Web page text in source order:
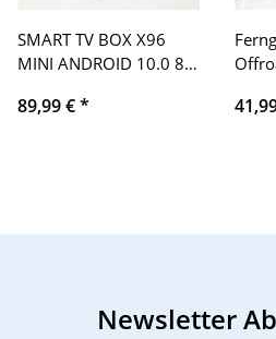
SMART TV BOX X96
MINI ANDROID 10.0 8K
IPTV + Fernbedienung
89,99 €*
Newsletter